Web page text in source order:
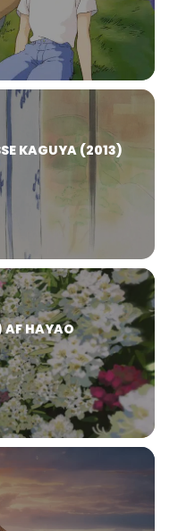
KAGUYA (2013)
AF HAYAO